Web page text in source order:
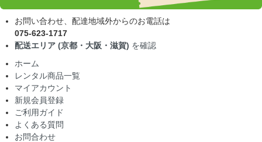
お問い合わせ、配達地域外からのお電話は
075-623-1717
配送エリア (京都・大阪・滋賀) を確認
ホーム
レンタル商品一覧
マイアカウント
新規会員登録
ご利用ガイド
よくある質問
お問合わせ